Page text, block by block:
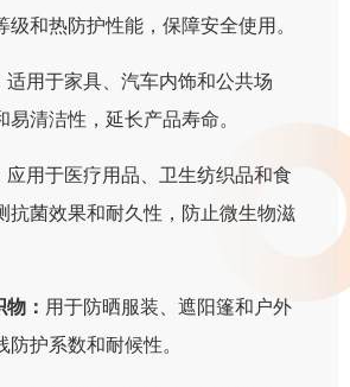
级和热防护性能，保障安全使用。
适用于家具、汽车内饰和公共场
易清洁性，延长产品寿命。
应用于医疗用品、卫生纺织品和食
抗菌效果和耐久性，防止微生物滋
： 用于防晒服装、遮阳篷和户外
护系数和耐候性。